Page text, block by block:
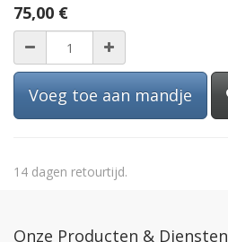
75,00 €
Voeg toe aan mandje
14 dagen retourtijd.
Onze Producten & Diensten